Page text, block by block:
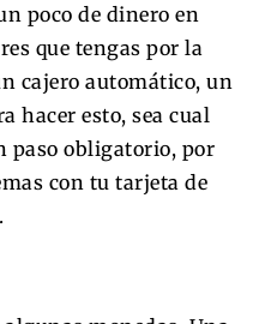
poco de dinero en
que tengas por la
cajero automático, un
hacer esto, sea cual
paso obligatorio, por
con tu tarjeta de